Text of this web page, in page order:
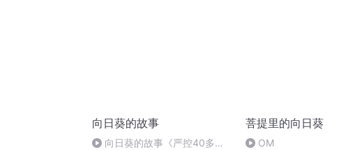
向日葵的故事
向日葵的故事《严控40多天
菩提里的向日葵
OM